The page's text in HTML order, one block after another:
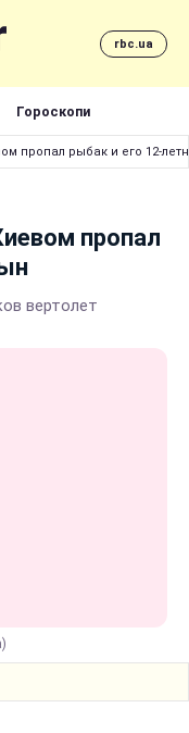
rbc.ua
Гороскопи
пропал рыбак и его 12-
пропал
вертолет